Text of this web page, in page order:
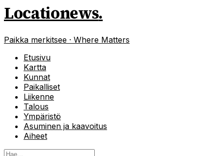
Locationews.
Paikka merkitsee · Where Matters
Etusivu
Kartta
Kunnat
Paikalliset
Liikenne
Talous
Ympäristö
Asuminen ja kaavoitus
Aiheet